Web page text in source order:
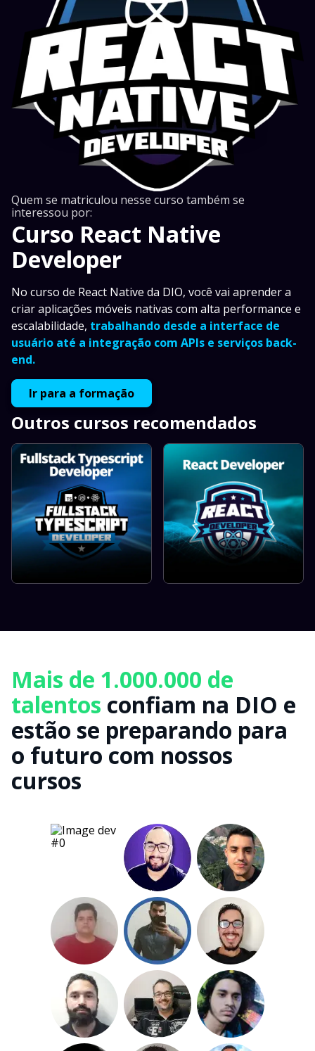
Quem se matriculou nesse curso também se
interessou por:
Curso React Native
Developer
No curso de React Native da DIO, você vai aprender a
criar aplicações móveis nativas com alta performance e
escalabilidade, trabalhando desde a interface de
usuário até a integração com APIs e serviços back-
end.
Ir para a formação
Outros cursos recomendados
Mais de 1.000.000 de
talentos confiam na DIO e
estão se preparando para
o futuro com nossos
cursos